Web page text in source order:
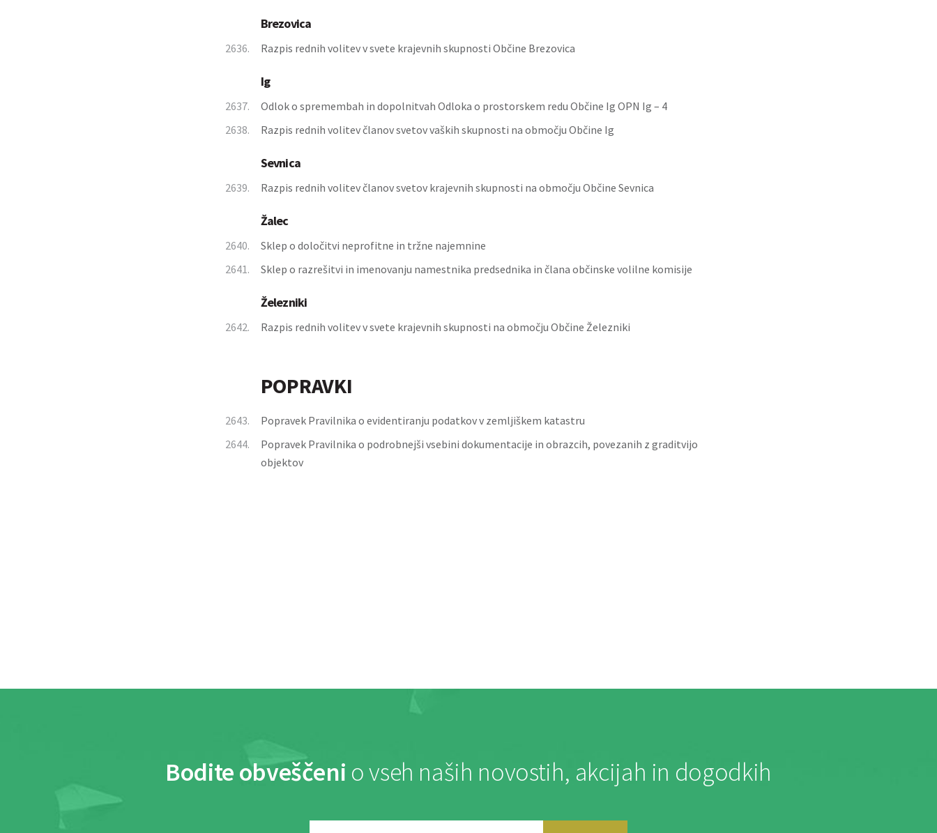
Brezovica
2636. Razpis rednih volitev v svete krajevnih skupnosti Občine Brezovica
Ig
2637.
Odlok o spremembah in dopolnitvah Odloka o prostorskem redu Občine Ig OPN Ig – 4
2638.
Razpis rednih volitev članov svetov vaških skupnosti na območju Občine Ig
Sevnica
2639. Razpis rednih volitev članov svetov krajevnih skupnosti na območju Občine Sevnica
Žalec
2640.
Sklep o določitvi neprofitne in tržne najemnine
2641.
Sklep o razrešitvi in imenovanju namestnika predsednika in člana občinske volilne komisije
Železniki
2642. Razpis rednih volitev v svete krajevnih skupnosti na območju Občine Železniki
POPRAVKI
2643.
Popravek Pravilnika o evidentiranju podatkov v zemljiškem katastru
2644.
Popravek Pravilnika o podrobnejši vsebini dokumentacije in obrazcih, povezanih z graditvijo
objektov
Bodite obveščeni o vseh naših novostih, akcijah in dogodkih